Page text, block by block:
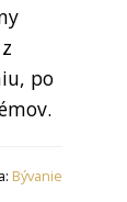
po
Bývanie